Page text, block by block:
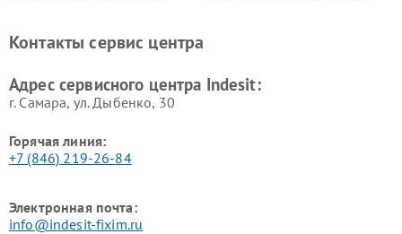
Indesit
Indesit
Контакты сервис центра
Адрес сервисного центра Indesit:
г. Самара, ул. Дыбенко, 30
Горячая линия:
+7 (846) 219-26-84
Электронная почта:
info@indesit-fixim.ru